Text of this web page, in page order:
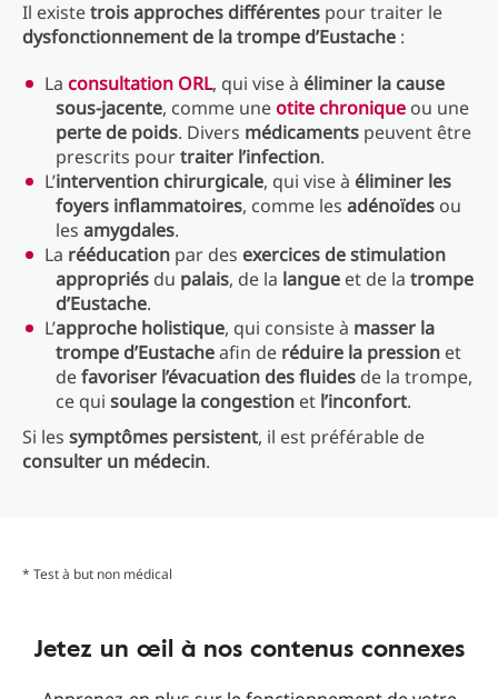
Il existetrois approches différentes pour traiter le
dysfonctionnement de la trompe d’Eustache :
La consultation ORL, qui vise à éliminer la cause
sous-jacente, comme uneotite chronique ou une
perte de poids. Divers médicaments peuvent être
prescrits pourtraiter l’infection.
L’intervention chirurgicale, qui vise à éliminer les
foyers inflammatoires, comme les adénoïdes ou
les amygdales.
La rééducation par des exercices de stimulation
appropriés du palais, de la langue et de la trompe
d’Eustache.
L’approche holistique, qui consiste à masser la
trompe d’Eustacheafin de réduire la pression et
defavoriser l’évacuation des fluides de la trompe,
ce qui soulage la congestion et l’inconfort.
Si les symptômes persistent, il est préférable de
consulter un médecin.
* Test à but non médical
Jetez un œil à nos contenus connexes